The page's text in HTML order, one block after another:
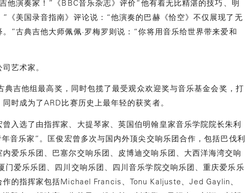
他演奏家！”《BBC音乐杂志》评价“他有着无比精湛的技巧、明
《美国录音指南》评论说：“他演奏的巴赫《恰空》不仅展现了无
”古典吉他大师佩佩·罗梅罗则说：“你将用音乐给世界带来爱和
艺术家。
吉他组最高奖，同时包揽了最受观众欢迎奖与音乐基金会奖，打
时成为了ARD比赛历史上最年轻的获奖者。
入选了由指挥家、大提琴家、英国伯明翰皇家音乐学院院长朱利
音乐家”。匡俊宏曾多次与国内外顶尖交响乐团合作，包括巴伐利
爱乐乐团、巴塞尔交响乐团、皮博迪交响乐团、大西洋海湾交响
门爱乐乐团、四川交响乐团、四川音乐学院交响乐团、重庆爱乐乐
的指挥家包括Michael Francis、Tonu Kaljuste、Jed Gaylin、